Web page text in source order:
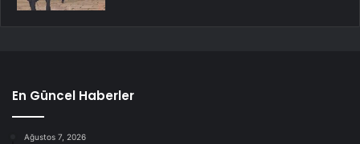
En Güncel Haberler
Ağustos 7, 2026